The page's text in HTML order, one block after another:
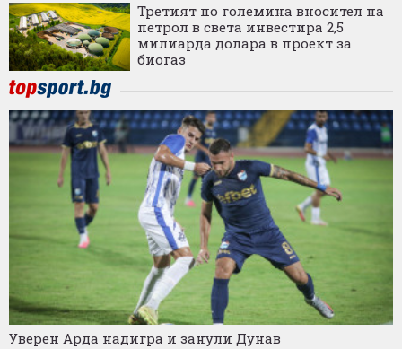
Третият по големина вносител на
петрол в света инвестира 2,5
милиарда долара в проект за
биогаз
Уверен Арда надигра и занули Дунав